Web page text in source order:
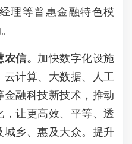
理等普惠金融特色模
信。 加快数字化设施
计算、大数据、人工
融科技新技术，推动
让更高效、平等、透
城乡、惠及大众。提升